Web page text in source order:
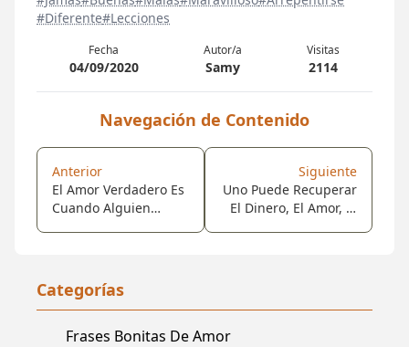
Categorías
Frases Bonitas De Amor
#Diferente#Lecciones
Fecha
04/09/2020
Autor/a
Samy
Visitas
2114
Navegación de Contenido
Anterior
El Amor Verdadero Es
Cuando Alguien
Futuro Sin Limitarte.
Siguiente
Uno Puede Recuperar
El Dinero, El Amor, El